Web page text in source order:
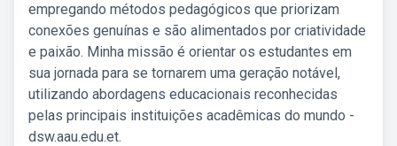
empregando métodos pedagógicos que priorizam
conexões genuínas e são alimentados por criatividade
e paixão. Minha missão é orientar os estudantes em
sua jornada para se tornarem uma geração notável,
utilizando abordagens educacionais reconhecidas
pelas principais instituições acadêmicas do mundo -
dsw.aau.edu.et.